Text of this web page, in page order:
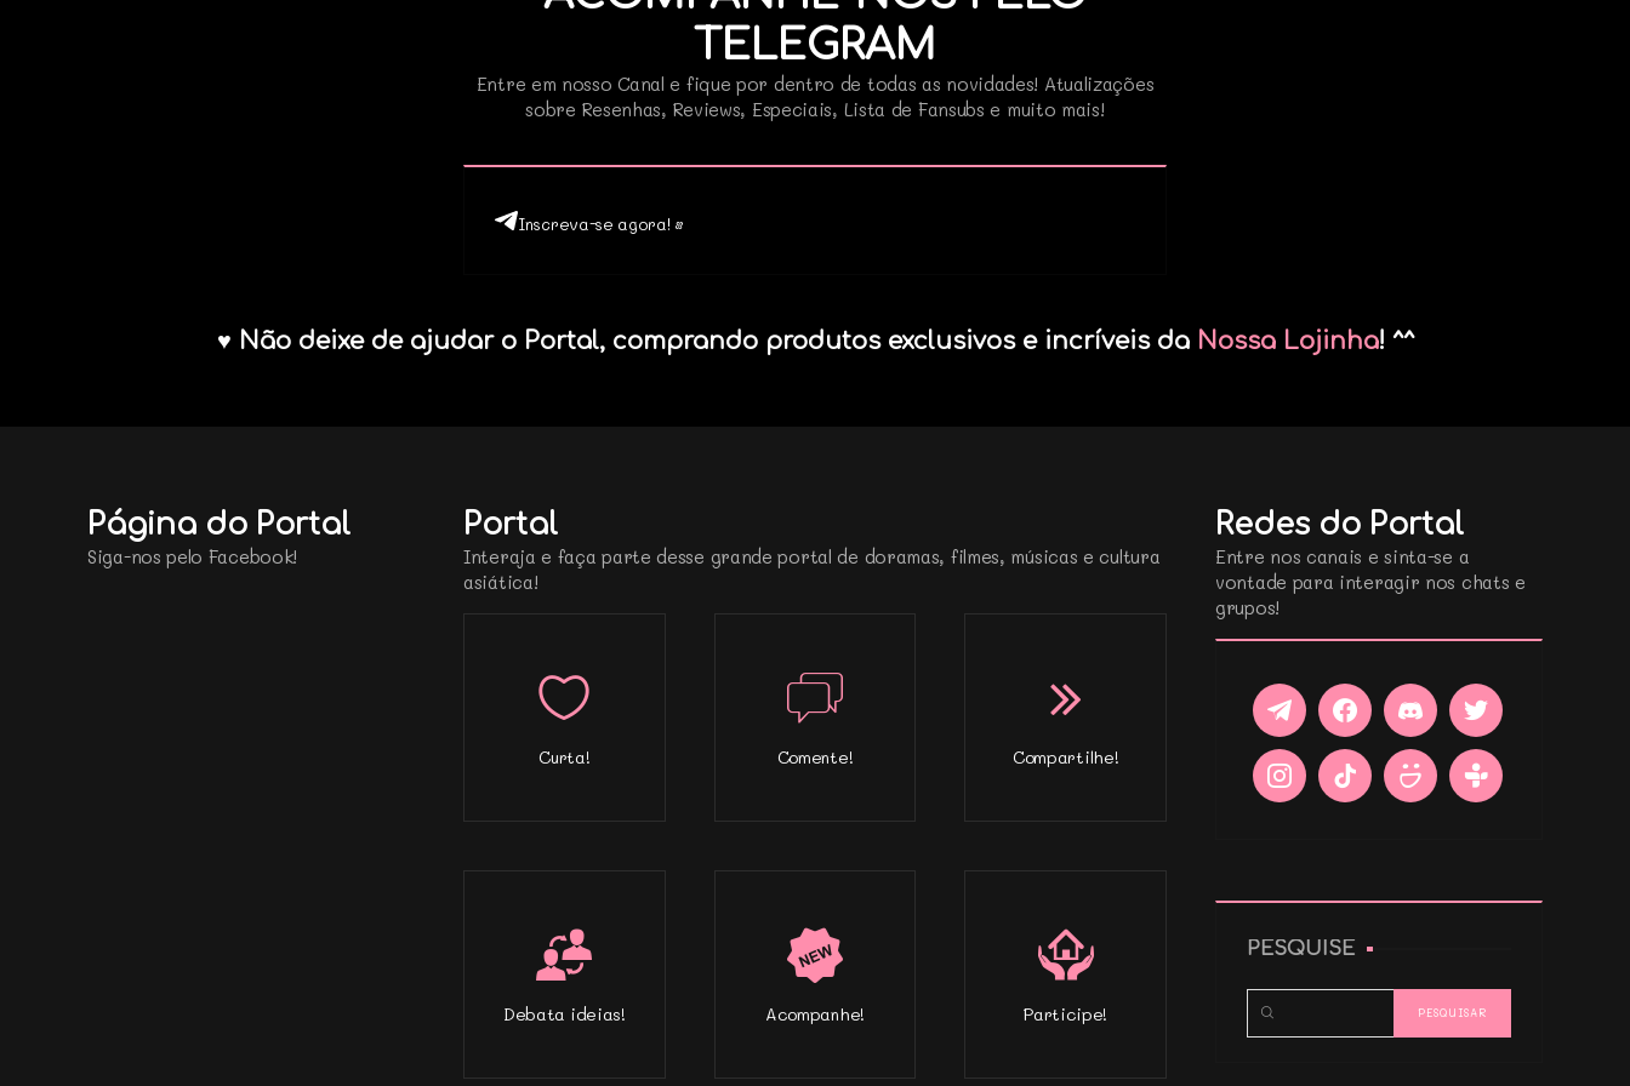
TELEGRAM
Entre em nosso Canal e fique por dentro de todas as novidades! Atualizações
sobre Resenhas, Reviews, Especiais, Lista de Fansubs e muito mais!
Inscreva-se agora! •
♥ Não deixe de ajudar o Portal, comprando produtos exclusivos e incríveis da Nossa Lojinha! ^^
Página do Portal
Siga-nos pelo Facebook!
Portal
Interaja e faça parte desse grande portal de doramas, filmes, músicas e cultura
asiática!
Curta! Comente! Compartilhe!
Debata ideias! Acompanhe! Participe!
Redes do Portal
Entre nos canais e sinta-se a
vontade para interagir nos chats e
grupos!
PESQUISE